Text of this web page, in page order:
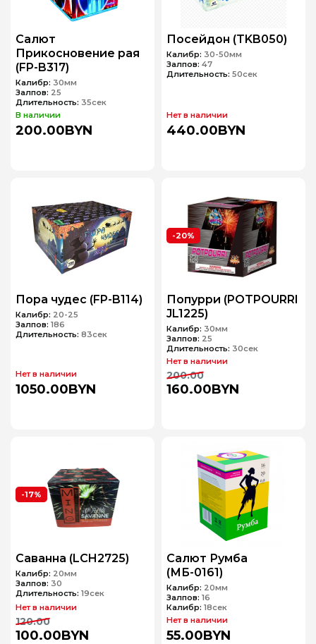
Салют
Прикосновение рая
(FP-B317)
Калибр: 30мм
Залпов: 25
Длительность: 35сек
В наличии
200.00BYN
Посейдон (TKB050)
Калибр: 30-50мм
Залпов: 47
Длительность: 50сек
Нет в наличии
440.00BYN
Пора чудес (FP-B114)
Калибр: 20-25
Залпов: 186
Длительность: 83сек
Нет в наличии
1050.00BYN
-20%
Попурри (POTPOURRI
JL1225)
Калибр: 30мм
Залпов: 25
Длительность: 30сек
Нет в наличии
160.00BYN
200.00
-17%
Саванна (LCH2725)
Калибр: 20мм
Залпов: 30
Длительность: 19сек
Нет в наличии
100.00BYN
120.00
Салют Румба
(МБ-0161)
Калибр: 20мм
Залпов: 16
Калибр: 18сек
Нет в наличии
55.00BYN